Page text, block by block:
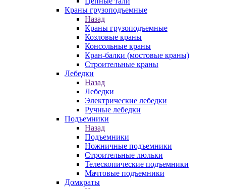
Краны грузоподъемные
Назад
Краны грузоподъемные
Козловые краны
Консольные краны
Кран-балки (мостовые краны)
Строительные краны
Лебедки
Назад
Лебедки
Электрические лебедки
Ручные лебедки
Подъемники
Назад
Подъемники
Ножничные подъемники
Строительные люльки
Телескопические подъемники
Мачтовые подъемники
Домкраты